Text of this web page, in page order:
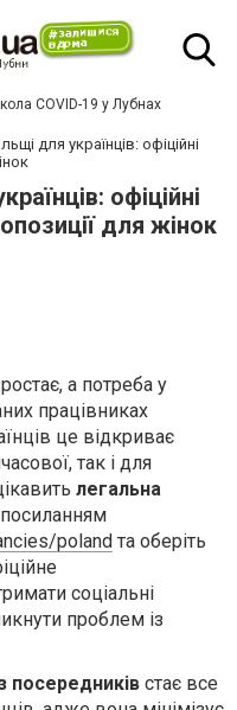
COVID-19 у Лубнах
для українців: офіційні
офіційні
для жінок
а потреба у
працівниках
це відкриває
так і для
легальна
poland та оберіть
соціальні
проблем із
посередників стає все